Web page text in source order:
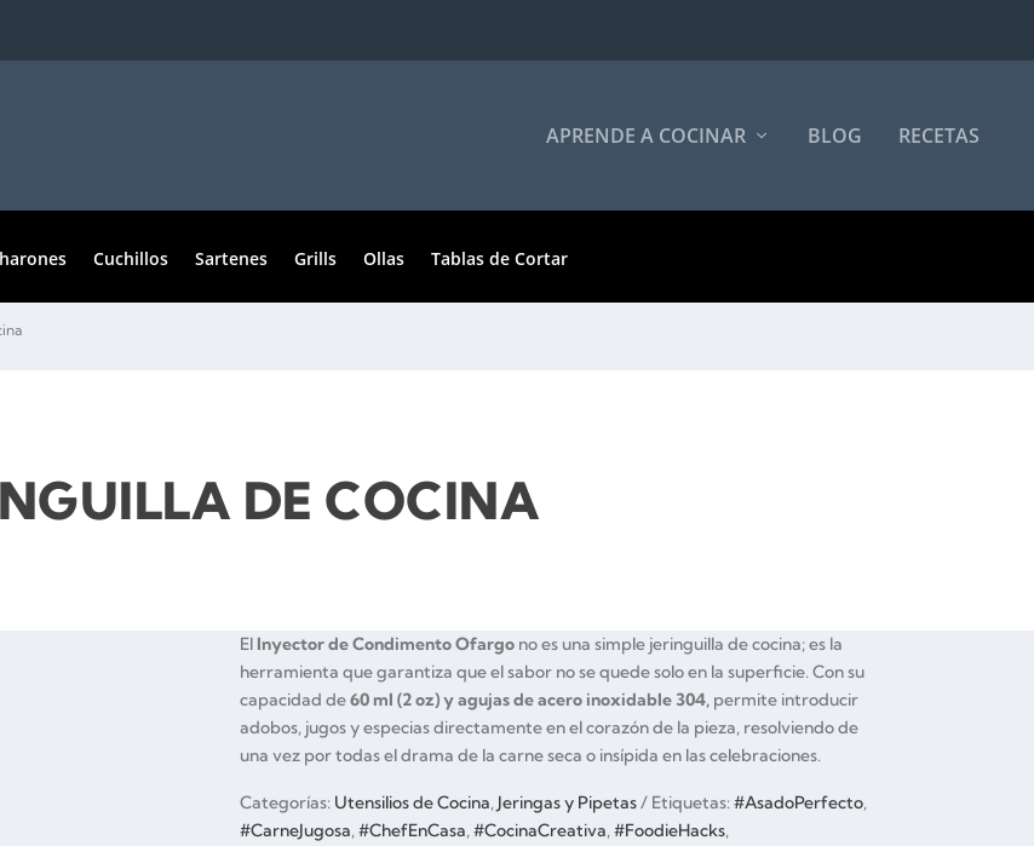
APRENDE A COCINAR BLOG RECETAS
Cuchillos Sartenes Grills Ollas Tablas de Cortar
DE COCINA
El Inyector de Condimento Ofargo no es una simple jeringuilla de cocina; es la
herramienta que garantiza que el sabor no se quede solo en la superficie. Con su
capacidad de60 ml (2 oz) y agujas de acero inoxidable 304, permite introducir
adobos, jugos y especias directamente en el corazón de la pieza, resolviendo de
una vez por todas el drama de la carne seca o insípida en las celebraciones.
Categorías: Utensilios de Cocina, Jeringas y Pipetas Etiquetas:#AsadoPerfecto,
#CarneJugosa,#ChefEnCasa,#CocinaCreativa,#FoodieHacks,